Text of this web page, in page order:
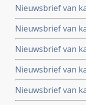
Nieuwsbrief van
Nieuwsbrief van
Nieuwsbrief van
Nieuwsbrief van
Nieuwsbrief van